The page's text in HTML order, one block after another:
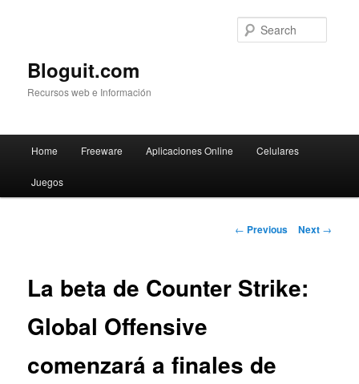
Bloguit.com
Recursos web e Información
Skip
to
Home Freeware Aplicaciones Online Celulares
Juegos
Post
← Previous Next →
La beta de Counter Strike:
Global Offensive
comenzará a finales de